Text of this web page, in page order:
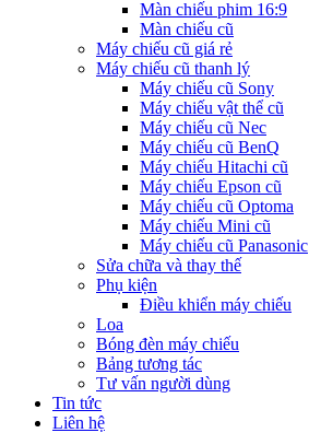
Màn chiếu phim 16:9
Màn chiếu cũ
Máy chiếu cũ giá rẻ
Máy chiếu cũ thanh lý
Máy chiếu cũ Sony
Máy chiếu vật thể cũ
Máy chiếu cũ Nec
Máy chiếu cũ BenQ
Máy chiếu Hitachi cũ
Máy chiếu Epson cũ
Máy chiếu cũ Optoma
Máy chiếu Mini cũ
Máy chiếu cũ Panasonic
Sửa chữa và thay thế
Phụ kiện
Điều khiển máy chiếu
Loa
Bóng đèn máy chiếu
Bảng tương tác
Tư vấn người dùng
Tin tức
Liên hệ